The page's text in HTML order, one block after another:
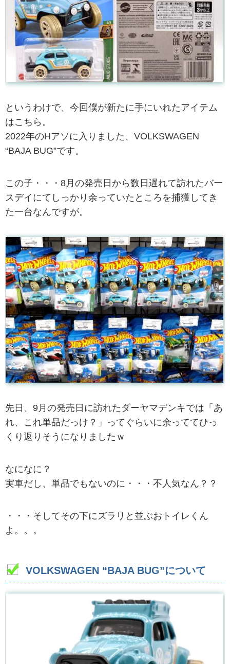
というわけで、今回僕が新たに手にいれたアイテム
はこちら。
2022年のHアソに入りました、VOLKSWAGEN
“BAJA BUG”です。
この子・・・8月の発売日から数日遅れて訪れたバー
スデイにてしっかり余っていたところを捕獲してき
た一台なんですが。
先日、9月の発売日に訪れたダーヤマデンキでは「あ
れ、これ単品だっけ？」ってぐらいに余っててひっ
くり返りそうになりましたｗ
なになに？
実車だし、単品でもないのに・・・不人気なん？？
・・・そしてその下にズラリと並ぶおトイレくん
よ。。。
VOLKSWAGEN “BAJA BUG”について